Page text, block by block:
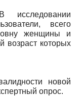
всего
женщины и
возраст которых
новой
опрос.